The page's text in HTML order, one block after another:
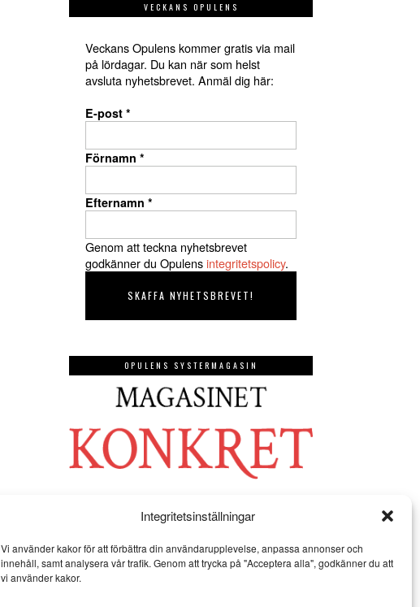
Integritetsinställningar
Vi använder kakor för att förbättra din användarupplevelse, anpassa annonser och
innehåll, samt analysera vår trafik. Genom att trycka på "Acceptera alla", godkänner du att
vi använder kakor.
VECKANS OPULENS
Veckans Opulens kommer gratis via mail
på lördagar. Du kan när som helst
avsluta nyhetsbrevet. Anmäl dig här:
E-post *
Förnamn *
Efternamn *
Genom att teckna nyhetsbrevet
godkänner du Opulensintegritetspolicy.
OPULENS SYSTERMAGASIN